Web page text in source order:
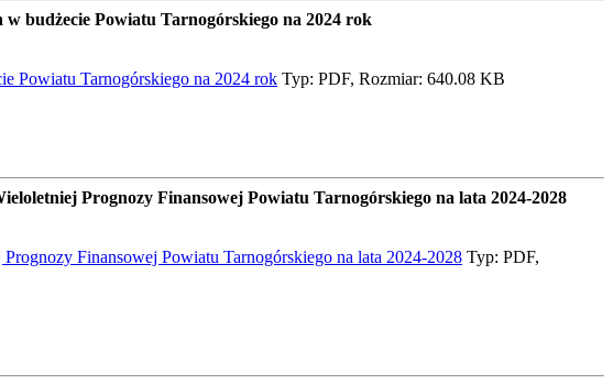
budżecie Powiatu Tarnogórskiego na 2024 rok
Powiatu Tarnogórskiego na 2024 rok Typ: PDF, Rozmiar: 640.08 KB
Prognozy Finansowej Powiatu Tarnogórskiego na lata 2024-2028
Finansowej Powiatu Tarnogórskiego na lata 2024-2028 Typ: PDF,